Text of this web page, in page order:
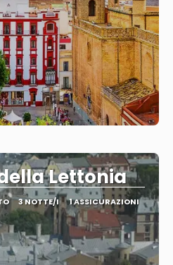
Lettonia
3 NOTTE/I 1 ASSICURAZIONI